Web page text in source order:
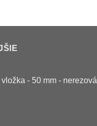
- 50 mm - nerezová